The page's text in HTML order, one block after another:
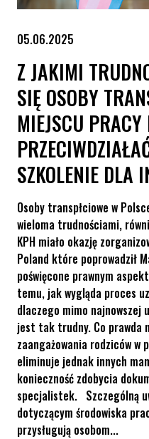
05.06.2025
Z JAKIMI
SIĘ OSOBY
MIEJSCU
SZKOLENIE DLA
Osoby transpłciowe w
wieloma trudnościami,
KPH miało okazję
Poland które poprowadził
poświęcone prawnym
temu, jak wygląda proces
dlaczego mimo najnowszej
jest tak trudny. Co prawda
zaangażowania rodziców w
eliminuje jednak innych
konieczność zdobycia
specjalistek. Szczególną
dotyczącym środowiska
przysługują osobom...